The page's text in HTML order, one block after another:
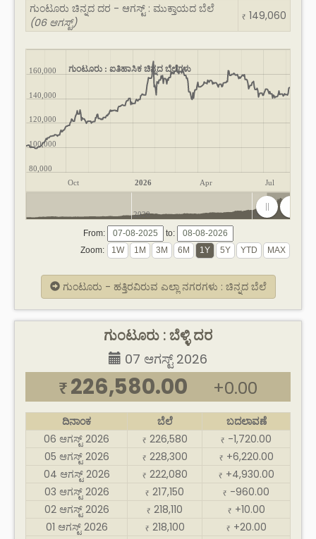
ಗುಂಟೂರು ಚಿನ್ನದ ದರ - ಆಗಸ್ಟ್ : ಮುಕ್ತಾಯದ ಬೆಲೆ
(06 ಆಗಸ್ಟ್)
₹ 149,060
ಗುಂಟೂರು : ಐತಿಹಾಸಿಕ ಚಿನ್ನದ ಬೆಲೆಗಳು
Oct 2026 Apr Jul
80,000
100,000
120,000
140,000
160,000
2020 2025
From:
to:
Zoom:
ಗುಂಟೂರು - ಹತ್ತಿರವಿರುವ ಎಲ್ಲಾ ನಗರಗಳು : ಚಿನ್ನದ ಬೆಲೆ
ಗುಂಟೂರು : ಬೆಳ್ಳಿ ದರ
07 ಆಗಸ್ಟ್ 2026
₹ 226,580.00 +0.00
ದಿನಾಂಕ ಬೆಲೆ
ಬದಲಾವಣೆ
06 ಆಗಸ್ಟ್ 2026
₹ 226,580 ₹ -1,720.00
05 ಆಗಸ್ಟ್ 2026
₹ 228,300 ₹ +6,220.00
04 ಆಗಸ್ಟ್ 2026
₹ 222,080 ₹ +4,930.00
03 ಆಗಸ್ಟ್ 2026
₹ 217,150 ₹ -960.00
02 ಆಗಸ್ಟ್ 2026
₹ 218,110 ₹ +10.00
01 ಆಗಸ್ಟ್ 2026
₹ 218,100 ₹ +20.00